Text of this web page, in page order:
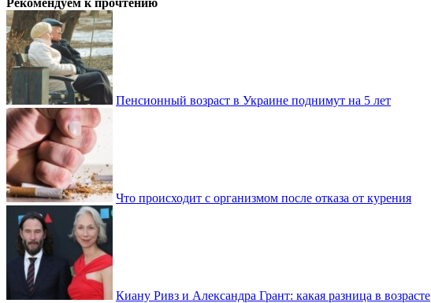
Пенсионный возраст в Украине поднимут на 5 лет
Что происходит с организмом после отказа от курения
Киану Ривз и Александра Грант: какая разница в возрасте